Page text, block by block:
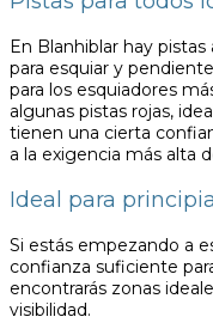
En Blanhiblar hay
para esquiar y
para los esquiadores
algunas pistas rojas,
tienen una cierta
a la exigencia más alta
Ideal para
Si estás empezando a
confianza suficiente
encontrarás zonas
visibilidad.